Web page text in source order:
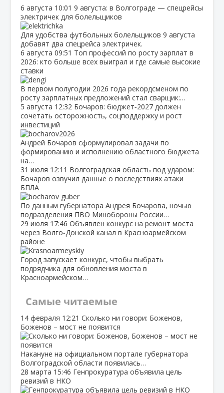
6 августа 10:01 9 августа: в Волгограде — спецрейсы
электричек для болельщиков
Для удобства футбольных болельщиков 9 августа
добавят два спецрейса электричек.
6 августа 09:51 Топ профессий по росту зарплат в
2026: кто больше всех выиграл и где самые высокие
ставки
В первом полугодии 2026 года рекордсменом по
росту зарплатных предложений стал сварщик:…
5 августа 12:32 Бочаров: бюджет‑2027 должен
сочетать осторожность, соцподдержку и рост
инвестиций
Андрей Бочаров сформулировал задачи по
формированию и исполнению областного бюджета
на…
31 июля 12:11 Волгоградская область под ударом:
Бочаров озвучил данные о последствиях атаки
БПЛА
По данным губернатора Андрея Бочарова, ночью
подразделения ПВО Минобороны России…
29 июля 17:46 Объявлен конкурс на ремонт моста
через Волго‑Донской канал в Красноармейском
районе
Город запускает конкурс, чтобы выбрать
подрядчика для обновления моста в
Красноармейском…
Самые читаемые
14 февраля 12:21 Сколько ни говори: Боженов,
Боженов – мост не появится
Накануне на официальном портале губернатора
Волгоградской области появилась…
28 марта 15:46 Генпрокуратура объявила цель
ревизий в НКО